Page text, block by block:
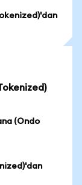
(Ondo